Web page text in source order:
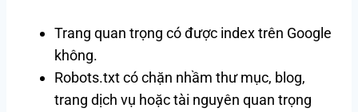
Trang quan trọng có được index trên Google
không.
Robots.txt có chặn nhầm thư mục, blog,
trang dịch vụ hoặc tài nguyên quan trọng